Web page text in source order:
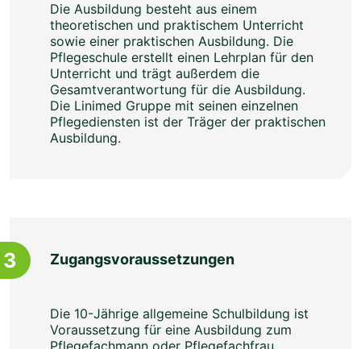
Die Ausbildung besteht aus einem
theoretischen und praktischem Unterricht
sowie einer praktischen Ausbildung. Die
Pflegeschule erstellt einen Lehrplan für den
Unterricht und trägt außerdem die
Gesamtverantwortung für die Ausbildung.
Die Linimed Gruppe mit seinen einzelnen
Pflegediensten ist der Träger der praktischen
Ausbildung.
3 Zugangsvoraussetzungen
Die 10-Jährige allgemeine Schulbildung ist
Voraussetzung für eine Ausbildung zum
Pflegefachmann oder Pflegefachfrau.